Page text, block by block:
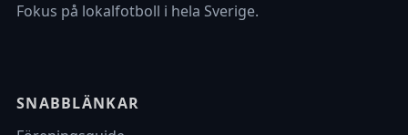
Fokus på lokalfotboll i hela Sverige.
SNABBLÄNKAR